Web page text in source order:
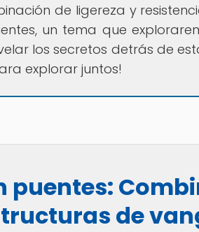
de ligereza y
un tema que
los secretos detrás de
explorar juntos!
puentes:
de